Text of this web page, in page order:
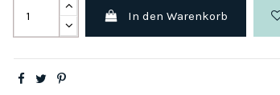
In den Warenkorb